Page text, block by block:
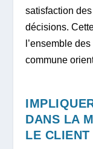
satisfaction
décisions.
l’ensemble
commune
DANS LA
LE CLIENT